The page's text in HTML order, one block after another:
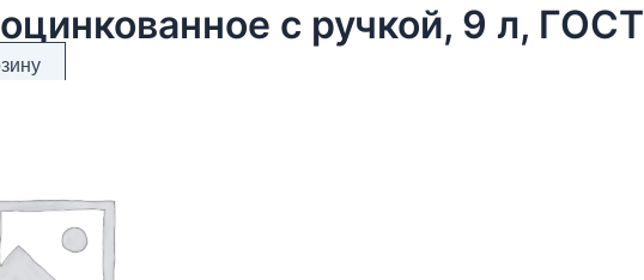
с ручкой, 9 л, ГОСТ